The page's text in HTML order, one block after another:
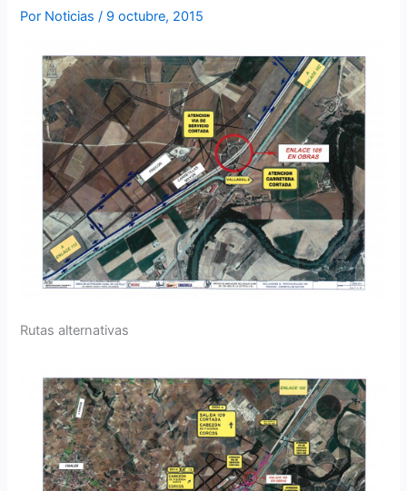
Por Noticias/ 9 octubre, 2015
Rutas alternativas